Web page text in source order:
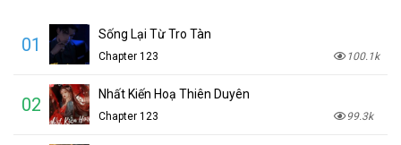
01 Sống Lại Từ Tro Tàn
Chapter 123 100.1k
02 Nhất Kiến Hoạ Thiên Duyên
Chapter 123 99.3k